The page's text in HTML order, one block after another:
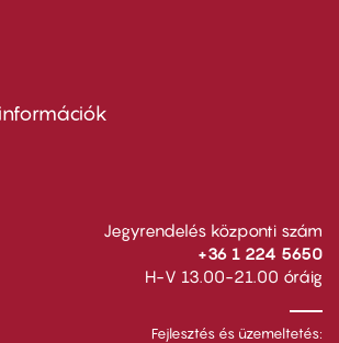
Jegyrendelés központi szám
+36 1 224 5650
H-V 13.00-21.00 óráig
Fejlesztés és üzemeltetés: